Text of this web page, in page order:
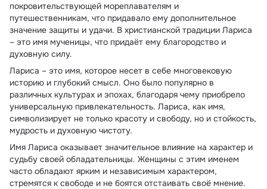
покровительствующей мореплавателям и
путешественникам, что придавало ему дополнительное
значение защиты и удачи. В христианской традиции Лариса
– это имя мученицы, что придаёт ему благородство и
духовную силу.
Лариса – это имя, которое несет в себе многовековую
историю и глубокий смысл. Оно было популярно в
различных культурах и эпохах, благодаря чему приобрело
универсальную привлекательность. Лариса, как имя,
символизирует не только красоту и свободу, но и стойкость,
мудрость и духовную чистоту.
Имя Лариса оказывает значительное влияние на характер и
судьбу своей обладательницы. Женщины с этим именем
часто обладают ярким и независимым характером,
стремятся к свободе и не боятся отстаивать своё мнение.